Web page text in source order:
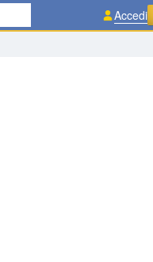
Accedi